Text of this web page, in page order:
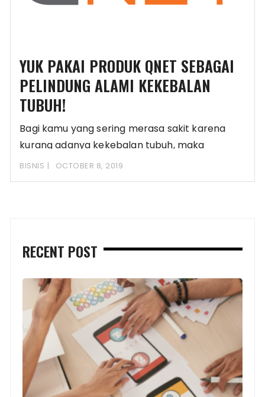
YUK PAKAI PRODUK QNET SEBAGAI
PELINDUNG ALAMI KEKEBALAN
TUBUH!
Bagi kamu yang sering merasa sakit karena
kurang adanya kekebalan tubuh, maka
segeralah obati. Carilah
BISNIS OCTOBER 8, 2019
RECENT POST